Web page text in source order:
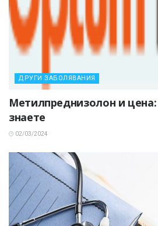
ДРУГИ ЗАБОЛЯВАНИЯ
Метилпреднизолон и
знаете
02/03/2024